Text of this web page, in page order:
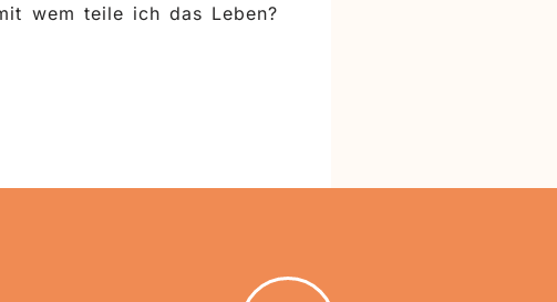
wem teile ich das Leben?